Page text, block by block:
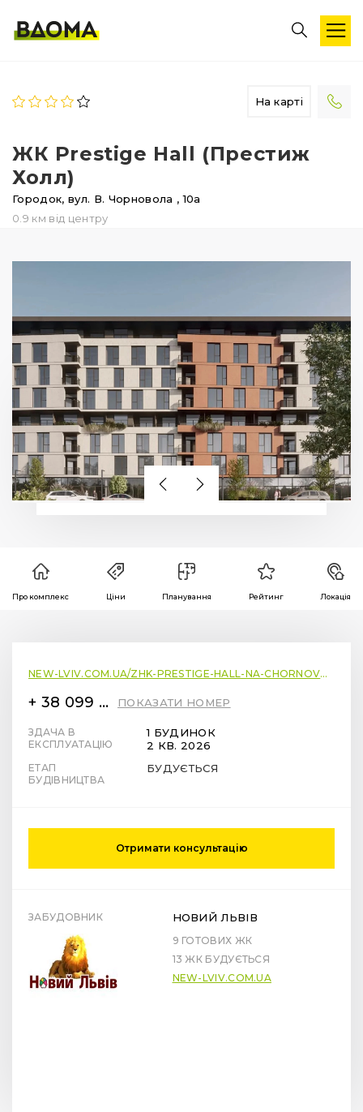
На карті
ЖК Prestige Hall (Престиж
Холл)
Городок, вул. В. Чорновола , 10а
0.9 км від центру
Про комплекс Ціни Планування Рейтинг Локація
NEW-LVIV.COM.UA/ZHK-PRESTIGE-HALL-NA-CHORNOVOLA-M-GORODOK
+ 38 099 78 78 287 ПОКАЗАТИ НОМЕР
ЗДАЧА В
ЕКСПЛУАТАЦІЮ
1 БУДИНОК
2 КВ. 2026
ЕТАП
БУДІВНИЦТВА
БУДУЄТЬСЯ
Отримати консультацію
ЗАБУДОВНИК НОВИЙ ЛЬВІВ
9 ГОТОВИХ ЖК
13 ЖК БУДУЄТЬСЯ
NEW-LVIV.COM.UA